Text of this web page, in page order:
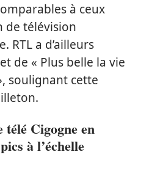
à ceux
de télévision
RTL a d’ailleurs
de « Plus belle la vie
soulignant cette
télé Cigogne en
à l’échelle